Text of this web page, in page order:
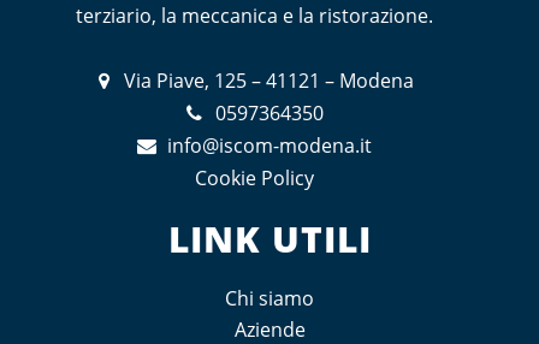
terziario, la meccanica e la ristorazione.
Via Piave, 125 – 41121 – Modena
0597364350
info@iscom-modena.it
Cookie Policy
LINK UTILI
Chi siamo
Aziende